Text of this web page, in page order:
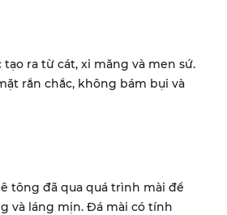
tạo ra từ cát, xi măng và men sứ.
rắn chắc, không bám bụi và
tông đã qua quá trình mài để
và láng mịn. Đá mài có tính